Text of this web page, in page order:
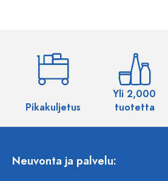
Pikakuljetus
Yli 2,000
tuotetta
Neuvonta ja palvelu: